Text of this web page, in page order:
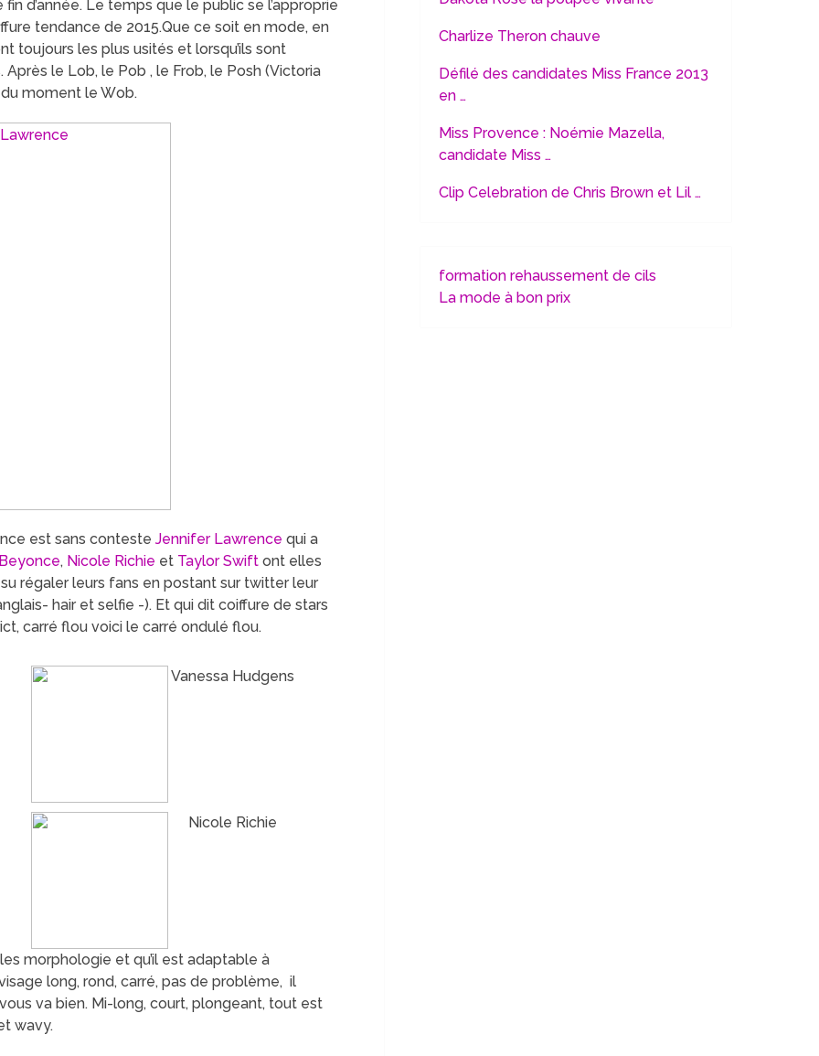
d’année. Le temps que le public se l’approprie
tendance de 2015.Que ce soit en mode, en
toujours les plus usités et lorsqu’ils sont
Après le Lob, le Pob , le Frob, le Posh (Victoria
moment le Wob.
est sans conteste Jennifer Lawrence qui a
, Nicole Richie et Taylor Swift ont elles
régaler leurs fans en postant sur twitter leur
hair et selfie -). Et qui dit coiffure de stars
carré flou voici le carré ondulé flou.
Vanessa Hudgens
Nicole Richie
les morphologie et qu’il est adaptable à
long, rond, carré, pas de problème, il
va bien. Mi-long, court, plongeant, tout est
wavy.
Charlize Theron chauve
Défilé des candidates Miss France 2013
en …
Miss Provence : Noémie Mazella,
candidate Miss …
Clip Celebration de Chris Brown et Lil …
formation rehaussement de cils
La mode à bon prix